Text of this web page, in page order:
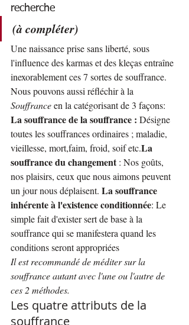
recherche
(à compléter)
Une naissance prise sans liberté, sous
l'influence des karmas et des kleças entraîne
inexorablement ces 7 sortes de souffrance.
Nous pouvons aussi réfléchir à la
Souffrance en la catégorisant de 3 façons:
La souffrance de la souffrance : Désigne
toutes les souffrances ordinaires ; maladie,
vieillesse, mort,faim, froid, soif etc.La
souffrance du changement : Nos goûts,
nos plaisirs, ceux que nous aimons peuvent
un jour nous déplaisent. La souffrance
inhérente à l'existence conditionnée: Le
simple fait d'exister sert de base à la
souffrance qui se manifestera quand les
conditions seront appropriées
Il est recommandé de méditer sur la
souffrance autant avec l'une ou l'autre de
ces 2 méthodes.
Les quatre attributs de la
souffrance